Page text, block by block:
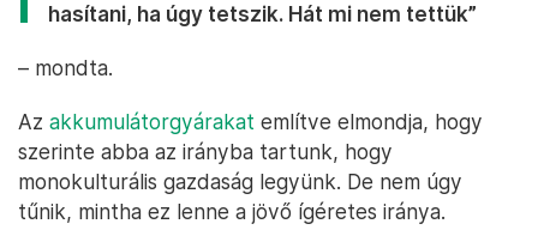
hasítani, ha úgy tetszik. Hát mi nem tettük”
– mondta.
Az akkumulátorgyárakat említve elmondja, hogy
szerinte abba az irányba tartunk, hogy
monokulturális gazdaság legyünk. De nem úgy
tűnik, mintha ez lenne a jövő ígéretes iránya.